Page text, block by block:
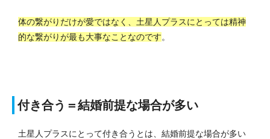
体の繋がりだけが愛ではなく、土星人プラスにとっては精神
的な繋がりが最も大事なことなのです。
付き合う＝結婚前提な場合が多い
土星人プラスにとって付き合うとは、結婚前提な場合が多い